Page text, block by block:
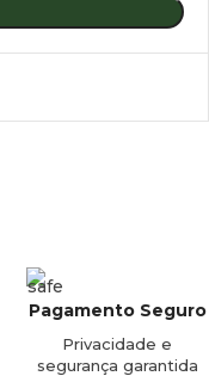
Pagamento Seguro
Privacidade e
segurança garantida